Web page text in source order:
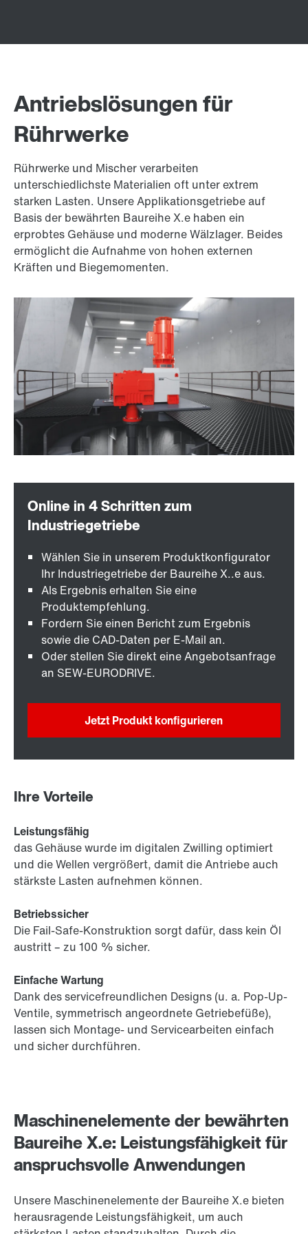
Antriebslösungen für
Rührwerke
Rührwerke und Mischer verarbeiten
unterschiedlichste Materialien oft unter extrem
starken Lasten. Unsere Applikationsgetriebe auf
Basis der bewährten Baureihe X.e haben ein
erprobtes Gehäuse und moderne Wälzlager. Beides
ermöglicht die Aufnahme von hohen externen
Kräften und Biegemomenten.
Maschinenelemente der bewährten
Baureihe X.e: Leistungsfähigkeit für
anspruchsvolle Anwendungen
Unsere Maschinenelemente der Baureihe X.e bieten
herausragende Leistungsfähigkeit, um auch
Wählen Sie in unserem Produktkonfigurator
Ihr Industriegetriebe der Baureihe X..e aus.
Als Ergebnis erhalten Sie eine
Produktempfehlung.
Fordern Sie einen Bericht zum Ergebnis
sowie die CAD-Daten per E-Mail an.
Oder stellen Sie direkt eine Angebotsanfrage
an SEW-EURODRIVE.
Jetzt Produkt konfigurieren
Ihre Vorteile
Leistungsfähig
das Gehäuse wurde im digitalen Zwilling optimiert
und die Wellen vergrößert, damit die Antriebe auch
stärkste Lasten aufnehmen können.
Betriebssicher
Die Fail-Safe-Konstruktion sorgt dafür, dass kein Öl
austritt – zu 100 % sicher.
Einfache Wartung
Dank des servicefreundlichen Designs (u. a. Pop-Up-
Ventile, symmetrisch angeordnete Getriebefüße),
lassen sich Montage- und Servicearbeiten einfach
und sicher durchführen.